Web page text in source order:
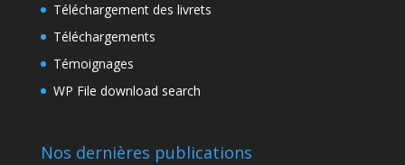
Téléchargement des livrets
Téléchargements
Témoignages
WP File download search
Nos dernières publications